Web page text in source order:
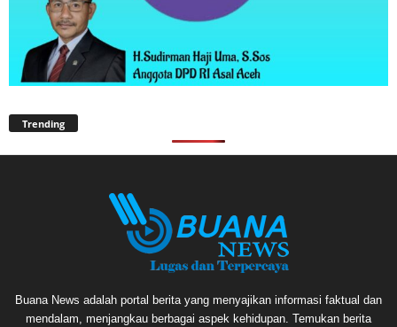
Trending
Buana News adalah portal berita yang menyajikan informasi faktual dan
mendalam, menjangkau berbagai aspek kehidupan. Temukan berita